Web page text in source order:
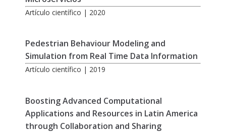
Artículo científico | 2020
Pedestrian Behaviour Modeling and
Simulation from Real Time Data Information
Artículo científico | 2019
Boosting Advanced Computational
Applications and Resources in Latin America
through Collaboration and Sharing